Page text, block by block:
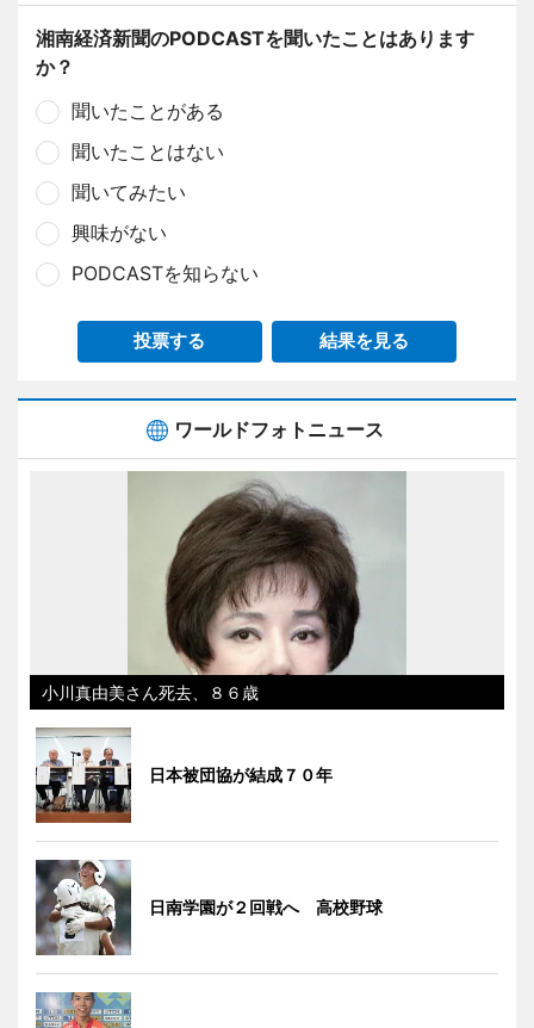
湘南経済新聞のPODCASTを聞いたことはあります
か？
聞いたことがある
聞いたことはない
聞いてみたい
興味がない
PODCASTを知らない
投票する 結果を見る
ワールドフォトニュース
小川真由美さん死去、８６歳
日本被団協が結成７０年
日南学園が２回戦へ 高校野球